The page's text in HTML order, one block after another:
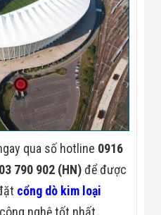
qua số hotline 0916
790 902 (HN)để được
cổng dò kim loại